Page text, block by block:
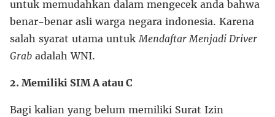
untuk memudahkan dalam mengecek anda bahwa
benar-benar asli warga negara indonesia. Karena
salah syarat utama untukMendaftar Menjadi Driver
Grab adalah WNI.
2. Memiliki SIM A atau C
Bagi kalian yang belum memiliki Surat Izin